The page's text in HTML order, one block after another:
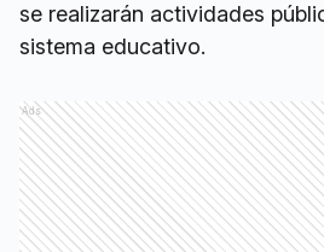
se realizarán actividades
sistema educativo.
Ads